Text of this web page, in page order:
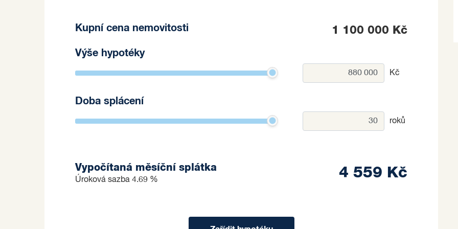
Kupní cena nemovitosti 1 100 000 Kč
Výše hypotéky
Kč
Doba splácení
roků
Vypočítaná měsíční splátka
Úroková sazba 4.69 % 4 559 Kč